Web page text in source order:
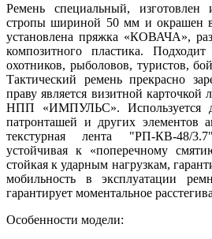
Ремень специальный, изготовлен
стропы шириной 50 мм и окрашен
установлена пряжка «КОВАЧА»,
композитного пластика.
охотников, рыболовов, туристов,
Тактический ремень прекрасно
праву является визитной
НПП «ИМПУЛЬС». Используется
патронташей и других элементов
текстурная лента "РП-КВ-48/
устойчивая к «поперечному
стойкая к ударным нагрузкам,
мобильность в эксплуатации
гарантирует моментальное
Особенности модели: